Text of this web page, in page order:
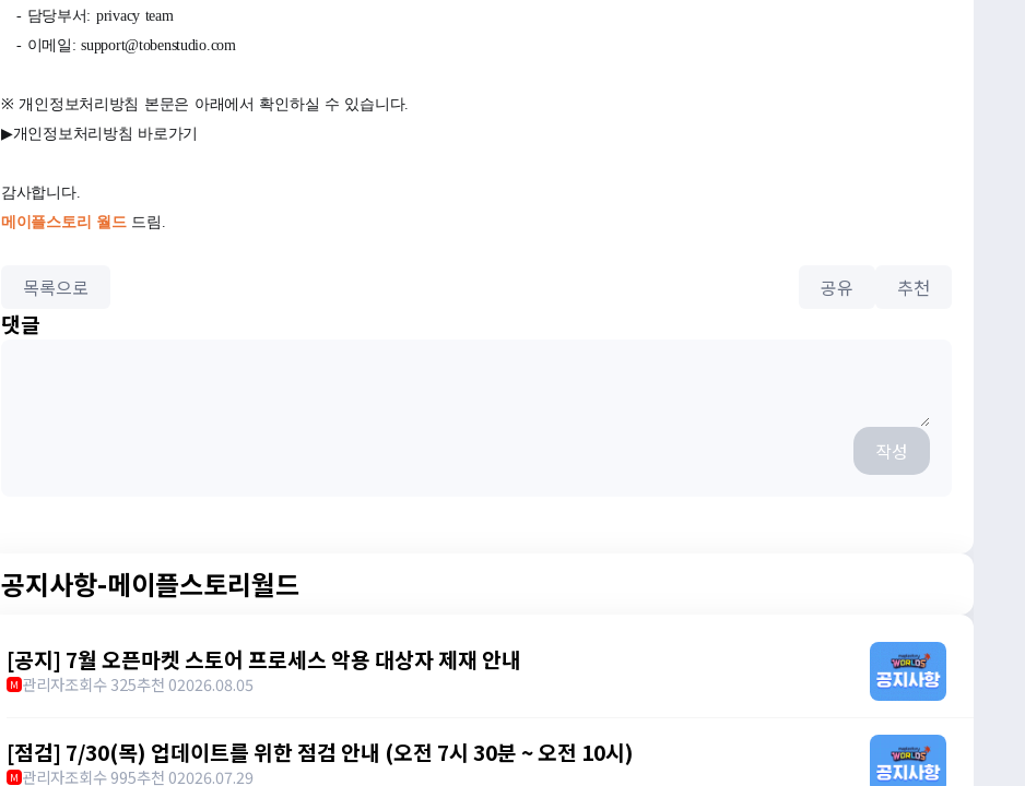
- 담당부서: privacy team
- 이메일:support@tobenstudio.com
※개인정보처리방침 본문은 아래에서 확인하실 수 있습니다.
▶개인정보처리방침 바로가기
감사합니다.
메이플스토리 월드 드림.
목록으로 공유 추천
댓글
작성
공지사항-메이플스토리월드
[공지] 7월 오픈마켓 스토어 프로세스 악용 대상자 제재 안내
M 관리자조회수 325추천 02026.08.05
[점검] 7/30(목) 업데이트를 위한 점검 안내 (오전 7시 30분 ~ 오전 10시)
M 관리자조회수 995추천 02026.07.29